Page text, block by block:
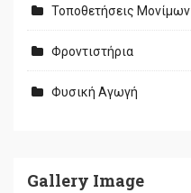
Τοποθετήσεις
Φροντιστήρια
Φυσική Αγωγή
Gallery Image